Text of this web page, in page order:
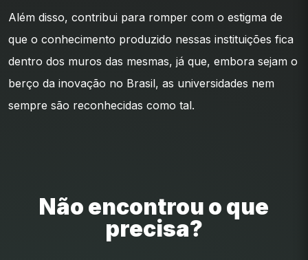
Além disso, contribui para romper com o estigma de
que o conhecimento produzido nessas instituições fica
dentro dos muros das mesmas, já que, embora sejam o
berço da inovação no Brasil, as universidades nem
sempre são reconhecidas como tal.
Não encontrou o que
precisa?